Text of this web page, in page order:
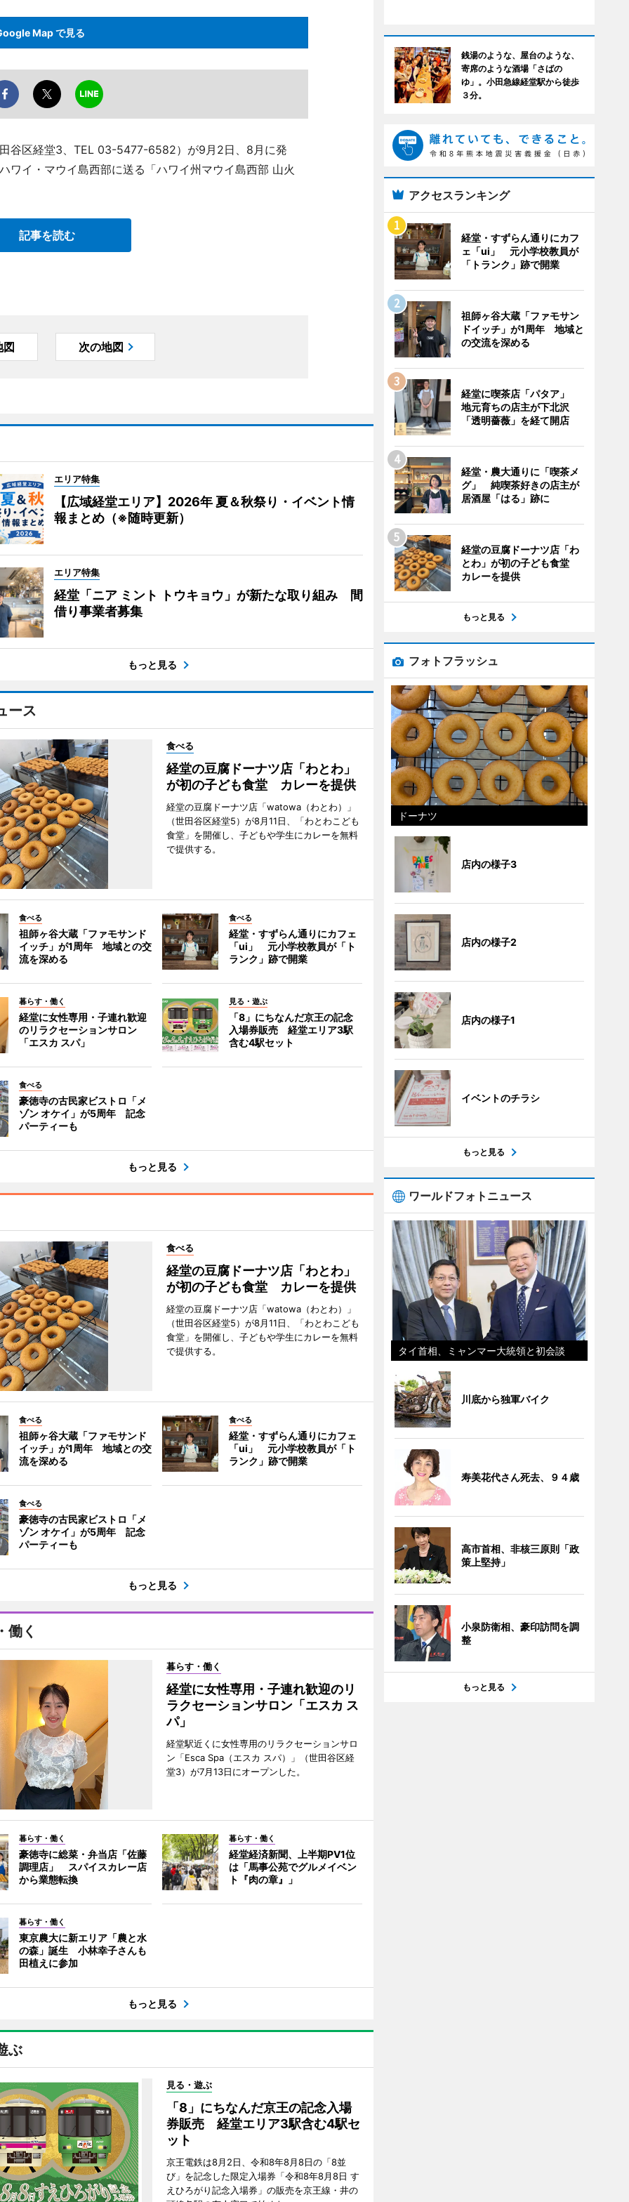
Map で見る
谷区経堂3、TEL 03-5477-6582）が9月2日、8月に発
ワイ・マウイ島西部に送る「ハワイ州マウイ島西部 山火
記事を読む
図 次の地図
エリア特集
【広域経堂エリア】2026年 夏＆秋祭り・イベント情
報まとめ（※随時更新）
エリア特集
経堂「ニア ミント トウキョウ」が新たな取り組み 間
借り事業者募集
もっと見る
ース
食べる
経堂の豆腐ドーナツ店「わとわ」
が初の子ども食堂 カレーを提供
経堂の豆腐ドーナツ店「watowa（わとわ）」
（世田谷区経堂5）が8月11日、「わとわこども
食堂」を開催し、子どもや学生にカレーを無料
で提供する。
食べる
祖師ヶ谷大蔵「ファモサンド
イッチ」が1周年 地域との交
流を深める
食べる
経堂・すずらん通りにカフェ
「ui」 元小学校教員が「ト
ランク」跡で開業
暮らす・働く
経堂に女性専用・子連れ歓迎
のリラクセーションサロン
「エスカ スパ」
見る・遊ぶ
「8」にちなんだ京王の記念
入場券販売 経堂エリア3駅
含む4駅セット
食べる
豪徳寺の古民家ビストロ「メ
ゾン オケイ」が5周年 記念
パーティーも
もっと見る
食べる
経堂の豆腐ドーナツ店「わとわ」
が初の子ども食堂 カレーを提供
経堂の豆腐ドーナツ店「watowa（わとわ）」
（世田谷区経堂5）が8月11日、「わとわこども
食堂」を開催し、子どもや学生にカレーを無料
で提供する。
食べる
祖師ヶ谷大蔵「ファモサンド
イッチ」が1周年 地域との交
流を深める
食べる
経堂・すずらん通りにカフェ
「ui」 元小学校教員が「ト
ランク」跡で開業
食べる
豪徳寺の古民家ビストロ「メ
ゾン オケイ」が5周年 記念
パーティーも
もっと見る
働く
暮らす・働く
経堂に女性専用・子連れ歓迎のリ
ラクセーションサロン「エスカ ス
パ」
経堂駅近くに女性専用のリラクセーションサロ
ン「Esca Spa（エスカ スパ）」（世田谷区経
堂3）が7月13日にオープンした。
暮らす・働く
豪徳寺に総菜・弁当店「佐藤
調理店」 スパイスカレー店
から業態転換
暮らす・働く
経堂経済新聞、上半期PV1位
は「馬事公苑でグルメイベン
ト『肉の章』」
暮らす・働く
東京農大に新エリア「農と水
の森」誕生 小林幸子さんも
田植えに参加
もっと見る
ぶ
見る・遊ぶ
「8」にちなんだ京王の記念入場
券販売 経堂エリア3駅含む4駅セ
ット
京王電鉄は8月2日、令和8年8月8日の「8並
び」を記念した限定入場券「令和8年8月8日 す
えひろがり記念入場券」の販売を京王線・井の
銭湯のような、屋台のような、
寄席のような酒場「さばの
ゆ」。小田急線経堂駅から徒歩
３分。
アクセスランキング
経堂・すずらん通りにカフ
ェ「ui」 元小学校教員が
「トランク」跡で開業
祖師ヶ谷大蔵「ファモサン
ドイッチ」が1周年 地域と
の交流を深める
経堂に喫茶店「パタア」
地元育ちの店主が下北沢
「透明薔薇」を経て開店
経堂・農大通りに「喫茶メ
グ」 純喫茶好きの店主が
居酒屋「はる」跡に
経堂の豆腐ドーナツ店「わ
とわ」が初の子ども食堂
カレーを提供
もっと見る
フォトフラッシュ
ドーナツ
店内の様子3
店内の様子2
店内の様子1
イベントのチラシ
もっと見る
ワールドフォトニュース
タイ首相、ミャンマー大統領と初会談
川底から独軍バイク
寿美花代さん死去、９４歳
高市首相、非核三原則「政
策上堅持」
小泉防衛相、豪印訪問を調
整
もっと見る